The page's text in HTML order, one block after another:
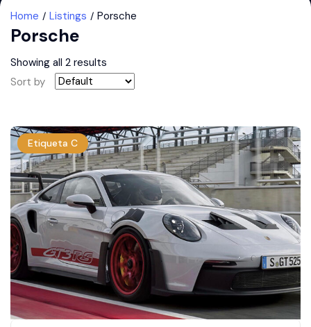
Home Listings Porsche
Porsche
Showing all 2 results
Sort by
Etiqueta C